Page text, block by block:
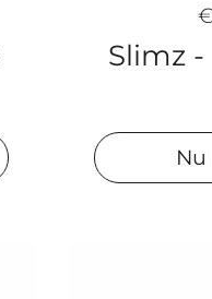
Slimz